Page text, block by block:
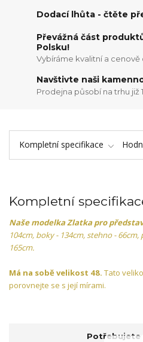
Dodací lhůta - čtěte
Převážná část
Polsku!
Vybíráme kvalitní a
Navštivte naši
Prodejna působí na trhu již
Kompletní specifikace
Kompletní
Naše modelka Zlatka pro
104cm, boky - 134cm, stehno -
165cm.
Má na sobě velikost 48. Tato
porovnejte se s její mírami.
Potřebujete